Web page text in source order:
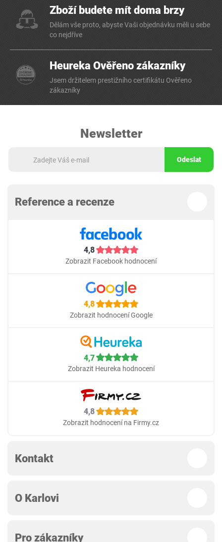
Zboží budete mít doma brzy
Dělám vše proto, abyste Vaši objednávku měli u sebe
co nejdříve
Heureka Ověřeno zákazníky
Jsem držitelem prestižního certifikátu Ověřeno
zákazníky
Newsletter
Odeslat
Reference a recenze
4,8
Zobrazit Facebook hodnocení
4,8
Zobrazit hodnocení Google
4,7
Zobrazit Heureka hodnocení
4,8
Zobrazit hodnocení na Firmy.cz
Kontakt
O Karlovi
Pro zákazníky